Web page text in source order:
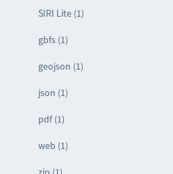
SIRI Lite (1)
gbfs (1)
geojson (1)
json (1)
pdf (1)
web (1)